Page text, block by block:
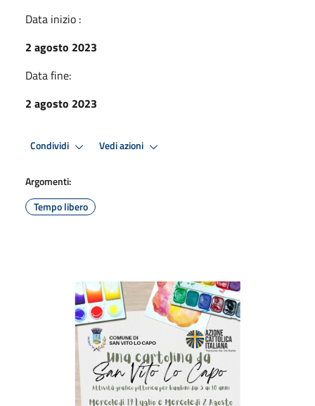
Data inizio :
2 agosto 2023
Data fine:
2 agosto 2023
Condividi Vedi azioni
Argomenti:
Tempo libero